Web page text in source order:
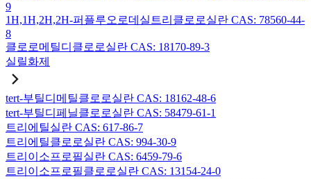
9
1H,1H,2H,2H-퍼플루오로데실트리클로로실란 CAS: 78560-44-
8
클로로메틸디클로로실란 CAS: 18170-89-3
실릴화제
tert-부틸디메틸클로로실란 CAS: 18162-48-6
tert-부틸디페닐클로로실란 CAS: 58479-61-1
트리에틸실란 CAS: 617-86-7
트리에틸클로로실란 CAS: 994-30-9
트리이소프로필실란 CAS: 6459-79-6
트리이소프로필클로로실란 CAS: 13154-24-0